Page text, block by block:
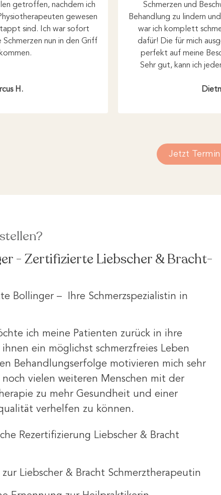
getroffen, nachdem ich
gewesen
sind. Ich war sofort
nun in den Griff
Schmerzen und
Behandlung zu lindern
war ich komplett
dafür! Die für mich
perfekt auf meine
Sehr gut, kann ich
H.
Jetzt
- Zertifizierte Liebscher & Bracht-
Bollinger – Ihre Schmerzspezialistin in
ich meine Patienten zurück in ihre
ein möglichst schmerzfreies Leben
Behandlungserfolge motivieren mich sehr
noch vielen weiteren Menschen mit der
zu mehr Gesundheit und einer
verhelfen zu können.
Rezertifizierung Liebscher & Bracht
Liebscher & Bracht Schmerztherapeutin